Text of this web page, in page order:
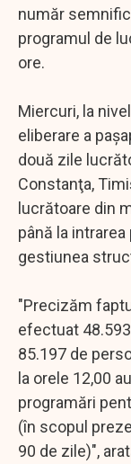
număr
programul de
ore.
Miercuri, la
eliberare a
două zile
Constanţa,
lucrătoare din
până la
gestiunea
"Precizăm
efectuat
85.197 de
la orele 12,00
programări
(în scopul
90 de zile)",